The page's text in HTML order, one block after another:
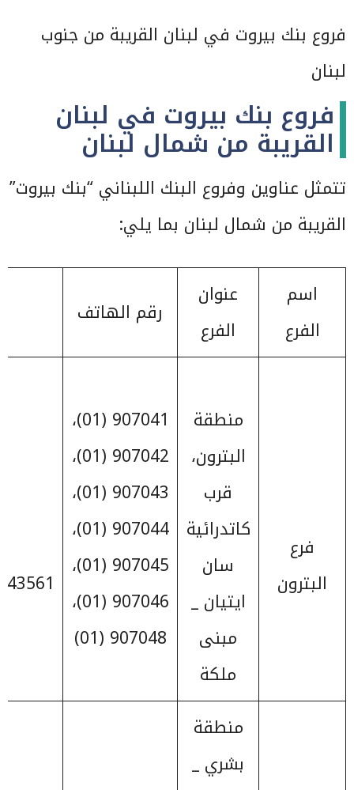
فروع بنك بيروت في لبنان القريبة من جنوب
لبنان
فروع بنك بيروت في لبنان
القريبة من شمال لبنان
تتمثل عناوين وفروع البنك اللبناني “بنك بيروت”
القريبة من شمال لبنان بما يلي:
اسم
الفرع
عنوان
الفرع
رقم الهاتف
فرع
البترون
منطقة
البترون،
قرب
كاتدرائية
سان
ايتيان _
مبنى
ملكة
907041 (01)،
907042 (01)،
907043 (01)،
907044 (01)،
907045 (01)،
907046 (01)،
907048 (01)
(06)
منطقة
بشري _